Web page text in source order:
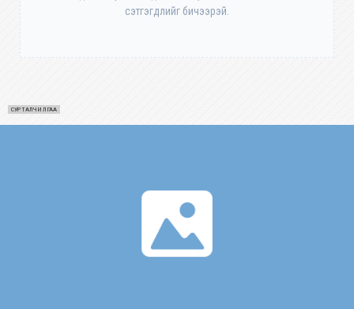
сэтгэгдлийг бичээрэй.
СУРТАЛЧИЛГАА